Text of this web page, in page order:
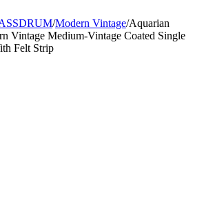
/Modern Vintage/Aquarian
Vintage Medium-Vintage Coated Single
Felt Strip